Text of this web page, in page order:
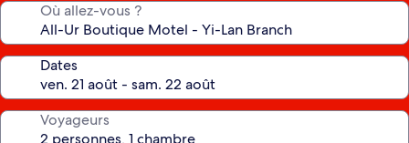
Où allez-vous ?
Dates
Voyageurs